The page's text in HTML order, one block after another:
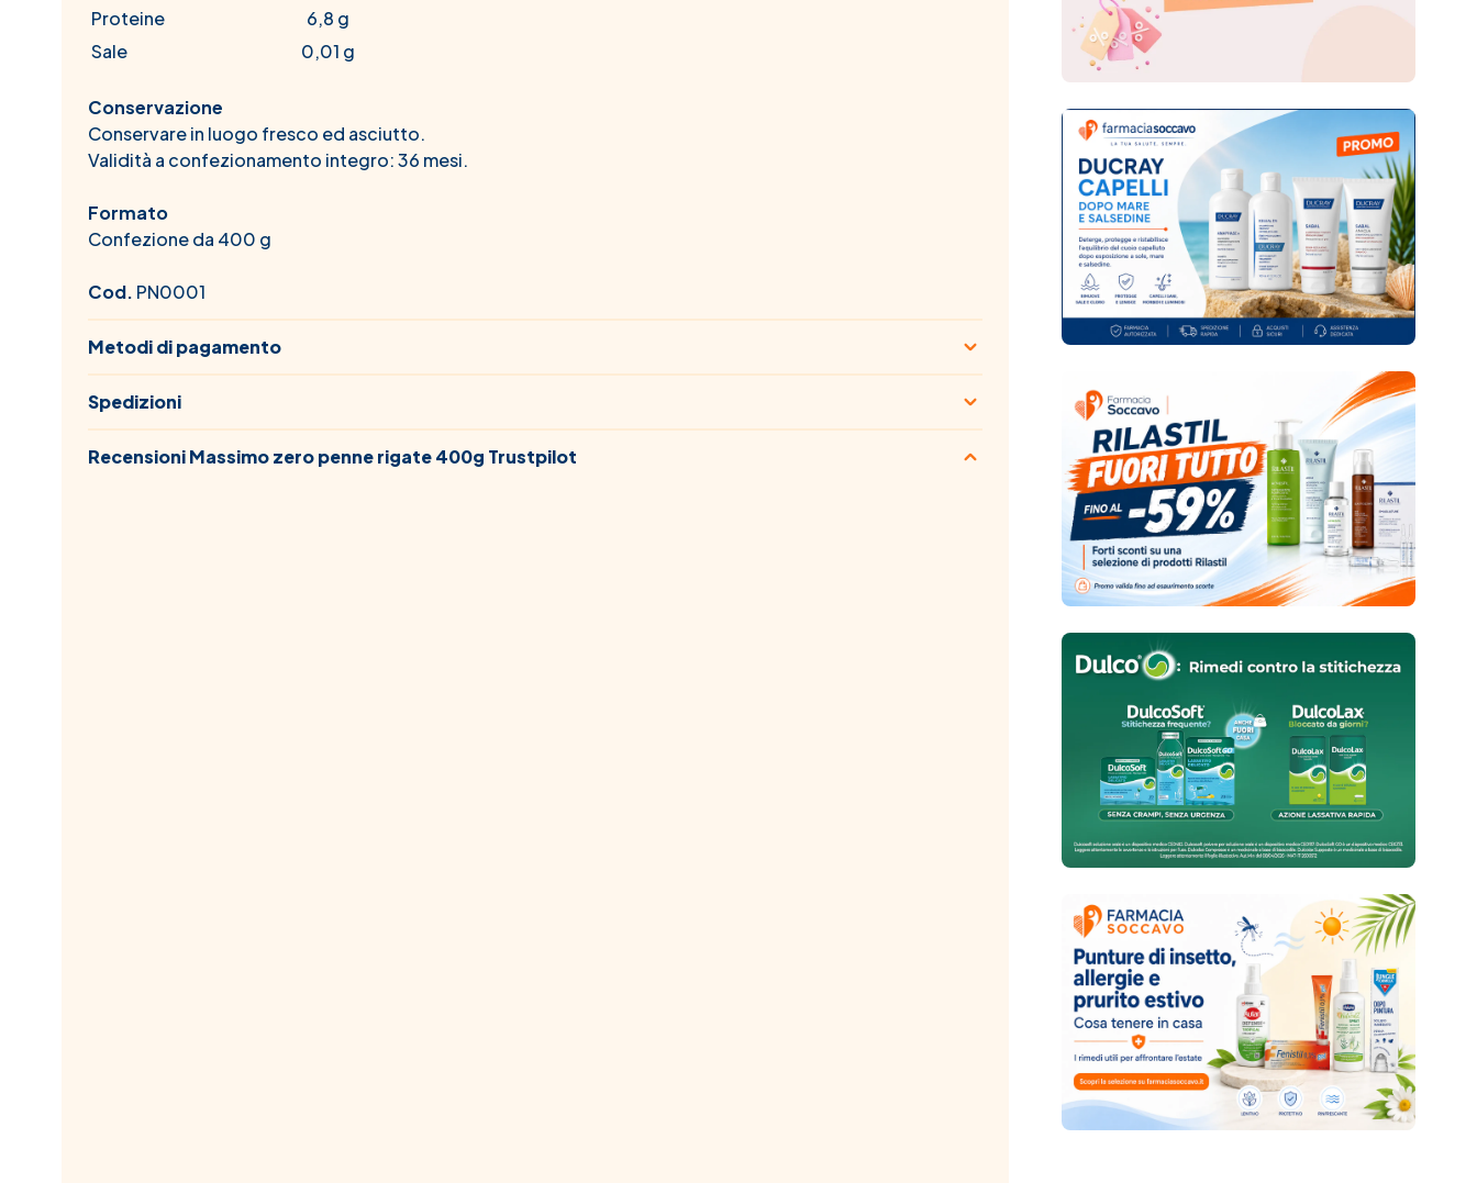
Proteine
6,8 g
Sale
0,01 g
Conservazione
Conservare in luogo fresco ed asciutto.
Validità a confezionamento integro: 36 mesi.
Formato
Confezione da 400 g
Cod. PN0001
Metodi di pagamento
Spedizioni
Recensioni Massimo zero penne rigate 400g Trustpilot